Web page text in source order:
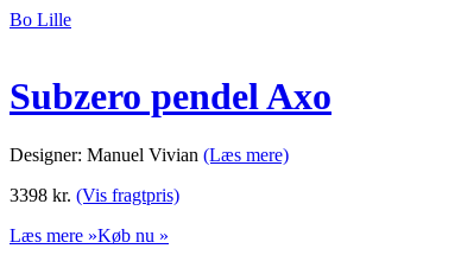
Bo Lille
Subzero pendel Axo
Designer: Manuel Vivian (Læs mere)
3398 kr. (Vis fragtpris)
Læs mere »Køb nu »